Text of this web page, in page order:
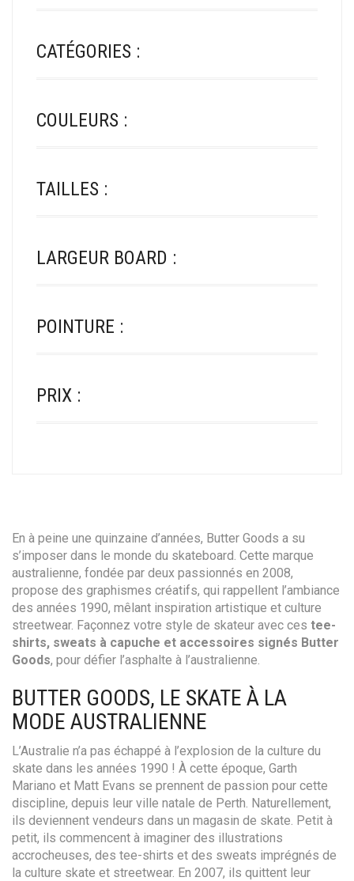
PAGECATÉGORIES :
COULEURS :
TAILLES :
LARGEUR BOARD :
POINTURE :
PRIX :
En à peine une quinzaine d’années, Butter Goods a su
s’imposer dans le monde du skateboard. Cette marque
australienne, fondée par deux passionnés en 2008,
propose des graphismes créatifs, qui rappellent l’ambiance
des années 1990, mêlant inspiration artistique et culture
streetwear. Façonnez votre style de skateur avec ces tee-
shirts, sweats à capuche et accessoires signés Butter
Goods, pour défier l’asphalte à l’australienne.
BUTTER GOODS, LE SKATE À LA
MODE AUSTRALIENNE
L’Australie n’a pas échappé à l’explosion de la culture du
skate dans les années 1990 ! À cette époque, Garth
Mariano et Matt Evans se prennent de passion pour cette
discipline, depuis leur ville natale de Perth. Naturellement,
ils deviennent vendeurs dans un magasin de skate. Petit à
petit, ils commencent à imaginer des illustrations
accrocheuses, des tee-shirts et des sweats imprégnés de
la culture skate et streetwear. En 2007, ils quittent leur